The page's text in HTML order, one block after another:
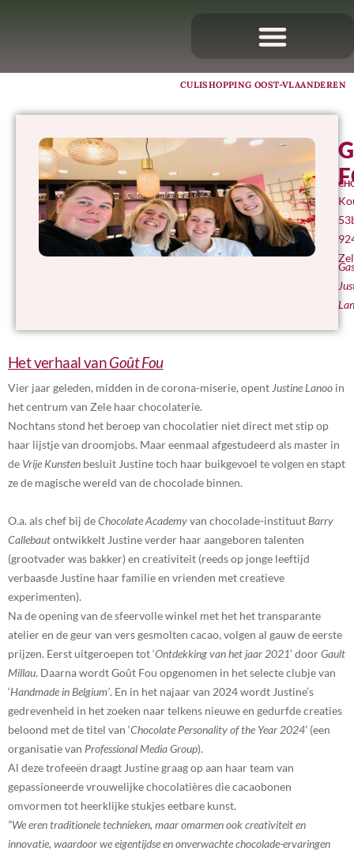
CULISHOPPING OOST-VLAANDEREN
Het verhaal vanGoût Fou
Vier jaar geleden, midden in de corona-miserie, opent Justine Lanoo in
het centrum van Zele haar chocolaterie.
Nochtans stond het beroep van chocolatier niet direct met stip op
haar lijstje van droomjobs. Maar eenmaal afgestudeerd als master in
de Vrije Kunsten besluit Justine toch haar buikgevoel te volgen en stapt
ze de magische wereld van de chocolade binnen.
O.a. als chef bij deChocolate Academyvan chocolade-instituut Barry
Callebautontwikkelt Justine verder haar aangeboren talenten
(grootvader was bakker) en creativiteit (reeds op jonge leeftijd
verbaasde Justine haar familie en vrienden met creatieve
experimenten).
Na de opening van de sfeervolle winkel met het het transparante
atelier en de geur van vers gesmolten cacao, volgen al gauw de eerste
prijzen. Eerst uitgeroepen tot ‘Ontdekking van het jaar 2021’ doorGault
Millau. Daarna wordt Goût Fou opgenomen in het selecte clubje van
‘Handmade in Belgium’. En in het najaar van 2024 wordt Justine’s
gedrevenheid in het zoeken naar telkens nieuwe en gedurfde creaties
beloond met de titel van ‘Chocolate Personality of the Year 2024’ (een
organisatie van Professional Media Group).
Al deze trofeeën draagt Justine graag op aan haar team van
gepassioneerde vrouwelijke chocolatières die cacaobonen
omvormen tot heerklijke stukjes eetbare kunst.
“We eren traditionele technieken, maar omarmen ook creativiteit en
innovatie, waardoor we eigentijdse en onverwachte chocolade-ervaringen